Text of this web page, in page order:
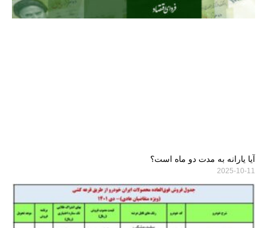
آیا یارانه به مدت دو ماه است؟
2025-10-11